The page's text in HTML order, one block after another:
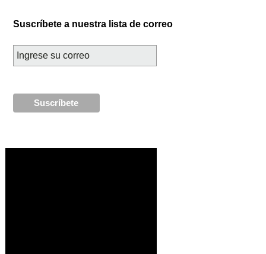
Suscríbete a nuestra lista de correo